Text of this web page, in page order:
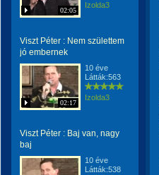
02:05
Izolda3
Viszt Péter : Nem születtem
jó embernek
02:17
10 éve
Látták:563
Izolda3
Viszt Péter : Baj van, nagy
baj
10 éve
Látták:538